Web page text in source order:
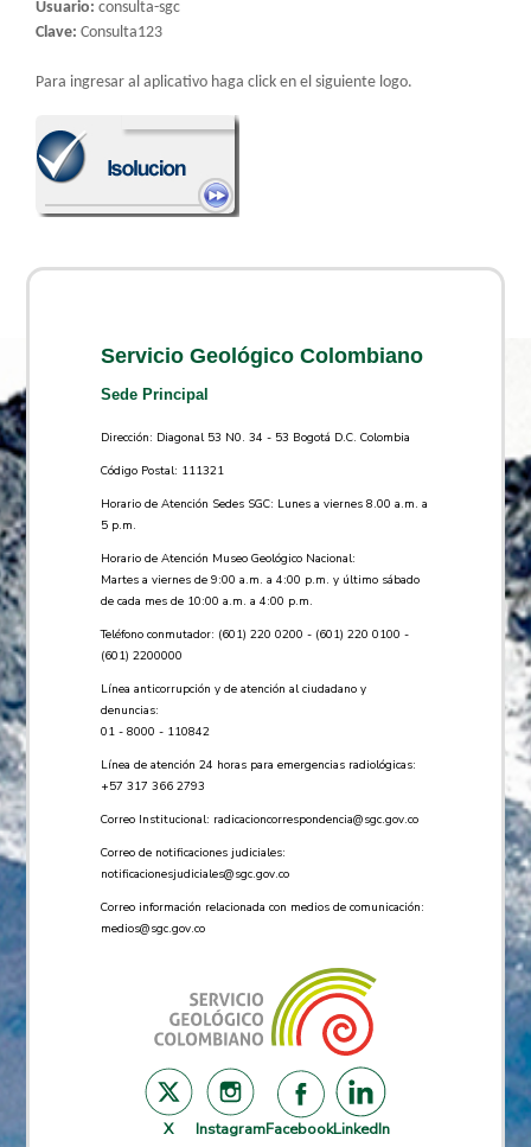
Usuario: consulta-sgc
Clave: Consulta123
Para ingresar al aplicativo haga click en el siguiente logo.
Servicio Geológico Colombiano
Sede Principal
Dirección: Diagonal 53 N0. 34 - 53 Bogotá D.C. Colombia
Código Postal: 111321
Horario de Atención Sedes SGC: Lunes a viernes 8.00 a.m. a
5 p.m.
Horario de Atención Museo Geológico Nacional:
Martes a viernes de 9:00 a.m. a 4:00 p.m. y último sábado
de cada mes de 10:00 a.m. a 4:00 p.m.
Teléfono conmutador: (601) 220 0200 - (601) 220 0100 -
(601) 2200000
Línea anticorrupción y de atención al ciudadano y
denuncias:
01 - 8000 - 110842
Línea de atención 24 horas para emergencias radiológicas:
+57 ​317 366 2793
Correo Institucional: radicacioncorrespondencia@sgc.gov.co
Correo de notificaciones judiciales:
notificacionesjudiciales@sgc.gov.co
Correo información relacionada con medios de comunicación:
medios@sgc.gov.co
X InstagramFacebookLinkedIn